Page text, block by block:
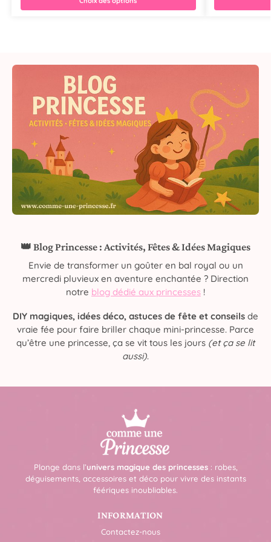
👑 Blog Princesse : Activités, Fêtes & Idées Magiques
Envie de transformer un goûter en bal royal ou un
mercredi pluvieux en aventure enchantée ? Direction
notre blog dédié aux princesses !
DIY magiques, idées déco, astuces de fête et conseils de
vraie fée pour faire briller chaque mini-princesse. Parce
qu’être une princesse, ça se vit tous les jours (et ça se lit
aussi).
Plonge dans l’univers magique des princesses: robes,
déguisements, accessoires et déco pour vivre des instants
féériques inoubliables.
INFORMATION
Contactez-nous